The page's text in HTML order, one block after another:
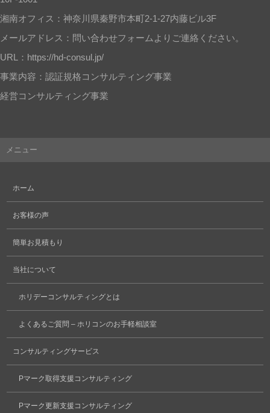
湘南オフィス：神奈川県秦野市本町2-1-27内藤ビル3F
メールアドレス：問い合わせフォームよりご連絡ください。
URL：https://hd-consul.jp/
事業内容：認証規格コンサルティング事業
経営コンサルティング事業
メニュー
ホーム
お客様の声
簡単お見積もり
当社について
ホリデーコンサルティングとは
よくあるご質問 – ホリコンのお手軽相談室
コンサルティングサービス
Pマーク取得支援コンサルティング
Pマーク更新支援コンサルティング